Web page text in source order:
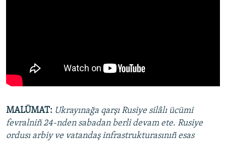
MALÜMAT: Ukrayınağa qarşı Rusiye silâlı ücümi
fevralniñ 24-nden sabadan berli devam ete. Rusiye
ordusı arbiy ve vatandaş infrastrukturasınıñ esas